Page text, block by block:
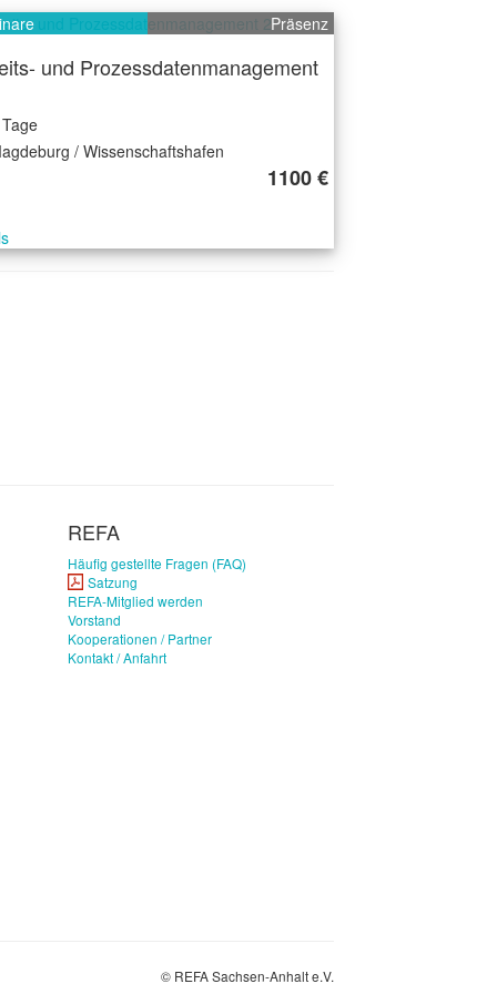
Präsenz
und Prozessdatenmanagement
/ Wissenschaftshafen
1100 €
REFA
Häufig gestellte Fragen (FAQ)
Satzung
REFA-Mitglied werden
Vorstand
Kooperationen / Partner
Kontakt / Anfahrt
© REFA Sachsen-Anhalt e.V.